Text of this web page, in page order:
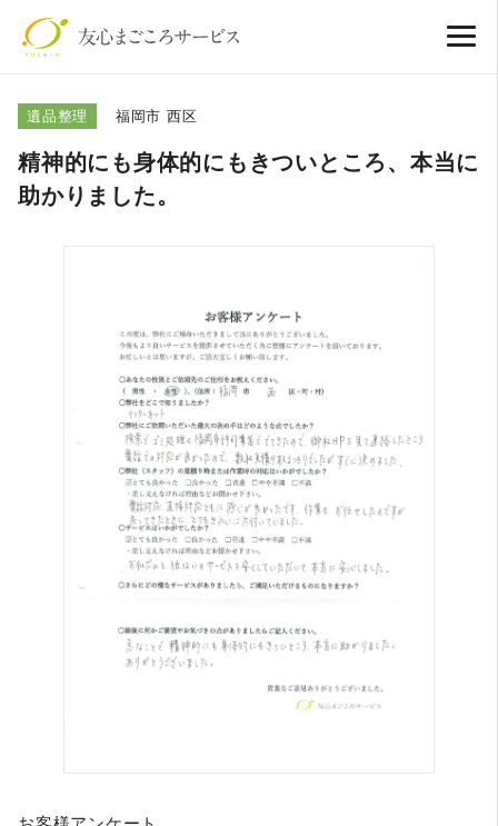
遺品整理 福岡市 西区
精神的にも身体的にもきついところ、本当に
助かりました。